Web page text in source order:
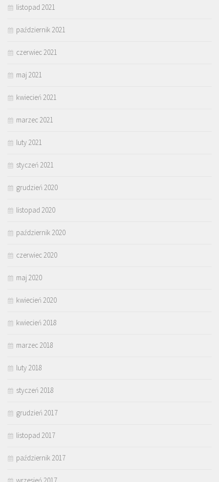
listopad 2021
październik 2021
czerwiec 2021
maj 2021
kwiecień 2021
marzec 2021
luty 2021
styczeń 2021
grudzień 2020
listopad 2020
październik 2020
czerwiec 2020
maj 2020
kwiecień 2020
kwiecień 2018
marzec 2018
luty 2018
styczeń 2018
grudzień 2017
listopad 2017
październik 2017